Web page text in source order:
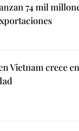
74 mil
Vietnam crece en